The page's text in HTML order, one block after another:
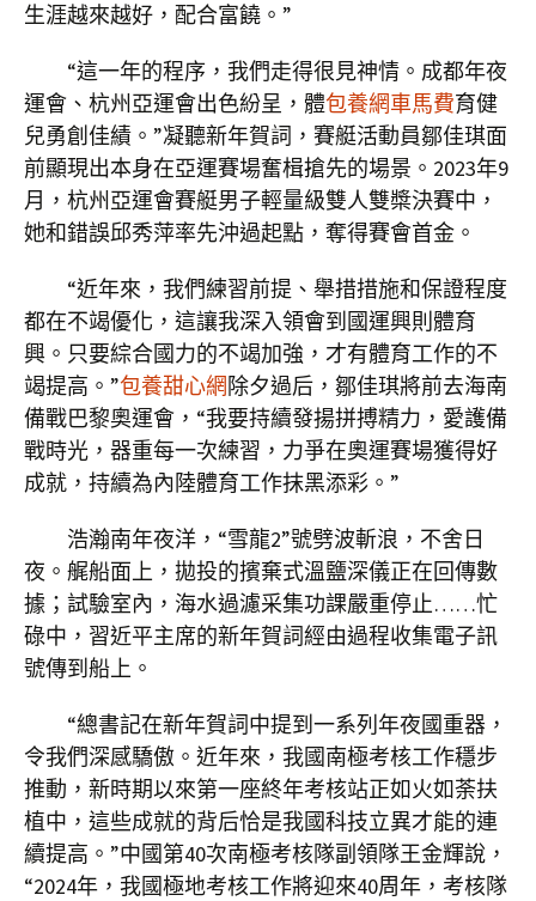
生涯越來越好，配合富饒。”
“這一年的程序，我們走得很見神情。成都年夜
運會、杭州亞運會出色紛呈，體包養網車馬費育健
兒勇創佳績。”凝聽新年賀詞，賽艇活動員鄒佳琪面
前顯現出本身在亞運賽場奮楫搶先的場景。2023年9
月，杭州亞運會賽艇男子輕量級雙人雙槳決賽中，
她和錯誤邱秀萍率先沖過起點，奪得賽會首金。
“近年來，我們練習前提、舉措措施和保證程度
都在不竭優化，這讓我深入領會到國運興則體育
興。只要綜合國力的不竭加強，才有體育工作的不
竭提高。”包養甜心網除夕過后，鄒佳琪將前去海南
備戰巴黎奧運會，“我要持續發揚拼搏精力，愛護備
戰時光，器重每一次練習，力爭在奧運賽場獲得好
成就，持續為內陸體育工作抹黑添彩。”
浩瀚南年夜洋，“雪龍2”號劈波斬浪，不舍日
夜。艉船面上，拋投的擯棄式溫鹽深儀正在回傳數
據；試驗室內，海水過濾采集功課嚴重停止……忙
碌中，習近平主席的新年賀詞經由過程收集電子訊
號傳到船上。
“總書記在新年賀詞中提到一系列年夜國重器，
令我們深感驕傲。近年來，我國南極考核工作穩步
推動，新時期以來第一座終年考核站正如火如荼扶
植中，這些成就的背后恰是我國科技立異才能的連
續提高。”中國第40次南極考核隊副領隊王金輝說，
“2024年，我國極地考核工作將迎來40周年，考核隊